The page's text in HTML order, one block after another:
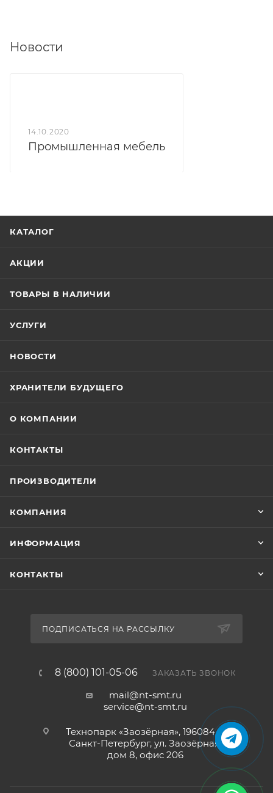
Новости
14.10.2020
Промышленная мебель
КАТАЛОГ
АКЦИИ
ТОВАРЫ В НАЛИЧИИ
УСЛУГИ
НОВОСТИ
ХРАНИТЕЛИ БУДУЩЕГО
О КОМПАНИИ
КОНТАКТЫ
ПРОИЗВОДИТЕЛИ
КОМПАНИЯ
ИНФОРМАЦИЯ
КОНТАКТЫ
ПОДПИСАТЬСЯ НА РАССЫЛКУ
8 (800) 101-05-06 ЗАКАЗАТЬ ЗВОНОК
mail@nt-smt.ru
service@nt-smt.ru
Технопарк «Заозёрная», 196084, г.
Санкт-Петербург, ул. Заозёрная,
дом 8, офис 206